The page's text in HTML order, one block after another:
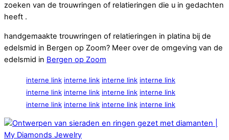
zoeken van de trouwringen of relatieringen die u in gedachten
heeft .
handgemaakte trouwringen of relatieringen in platina bij de
edelsmid in Bergen op Zoom? Meer over de omgeving van de
edelsmid in Bergen op Zoom
interne link interne link interne link interne link
interne link interne link interne link interne link
interne link interne link interne link interne link